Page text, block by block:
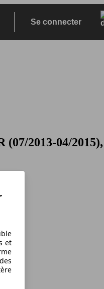
Se connecter
2013-04/2015),
et